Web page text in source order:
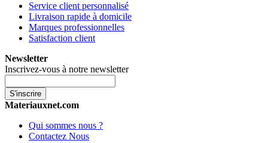
Service client personnalisé
Livraison rapide à domicile
Marques professionnelles
Satisfaction client
Newsletter
Inscrivez-vous à notre newsletter
S'inscrire
Materiauxnet.com
Qui sommes nous ?
Contactez Nous